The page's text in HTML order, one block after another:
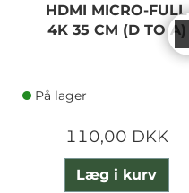
HDMI MICRO-FULL
4K 35 CM (D TO A)
På lager
110,00 DKK
Læg i kurv